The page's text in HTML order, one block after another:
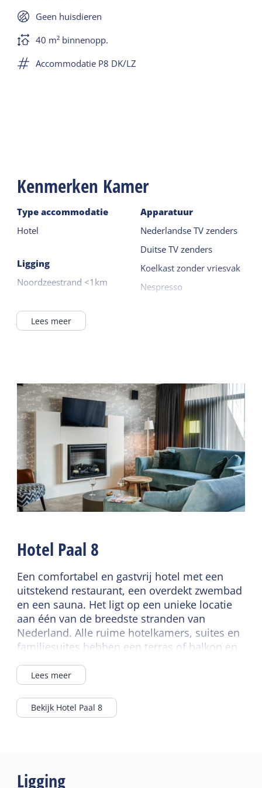
Geen huisdieren
40 m² binnenopp.
Accommodatie P8 DK/LZ
Kenmerken Kamer
Type accommodatie
Hotel
Ligging
Noordzeestrand <1km
Buiten het dorp
Kamer met ontbijt
Koffie / thee faciliteiten
Algemeen
Rookvrij
Sanitair
Ligbad
Apparatuur
Nederlandse TV zenders
Duitse TV zenders
Koelkast zonder vriesvak
Nespresso
Balkon
Wellness
Sauna gedeeld
Gedeelde faciliteiten
Binnenzwembad gedeeld
Wifi gedeeld
Lees meer
Lees meer
Hotel Paal 8
Een comfortabel en gastvrij hotel met een
uitstekend restaurant, een overdekt zwembad
en een sauna. Het ligt op een unieke locatie
aan één van de breedste stranden van
Nederland. Alle ruime hotelkamers, suites en
familiesuites hebben een terras of balkon en
aan zee is schitterend gelegen bovenop de
duinen. Het is omgeven door kilometers
duingebied en bij mooi weer is de kustlijn tot
aan Harlingen te zien. Een van de breedste
over de duinen en het eiland. Bij het hotel kan
Lees meer
Bekijk Hotel Paal 8
Ligging